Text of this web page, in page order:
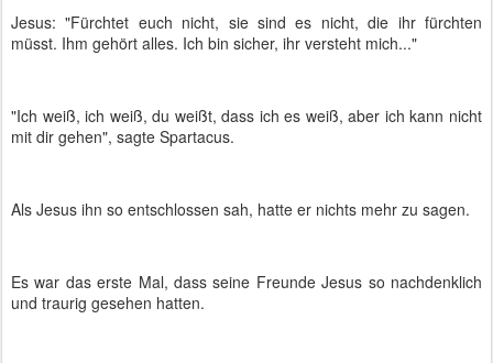
Jesus: "Fürchtet euch nicht, sie sind es nicht, die ihr fürchten
müsst. Ihm gehört alles. Ich bin sicher, ihr versteht mich..."
"Ich weiß, ich weiß, du weißt, dass ich es weiß, aber ich kann nicht
mit dir gehen", sagte Spartacus.
Als Jesus ihn so entschlossen sah, hatte er nichts mehr zu sagen.
Es war das erste Mal, dass seine Freunde Jesus so nachdenklich
und traurig gesehen hatten.